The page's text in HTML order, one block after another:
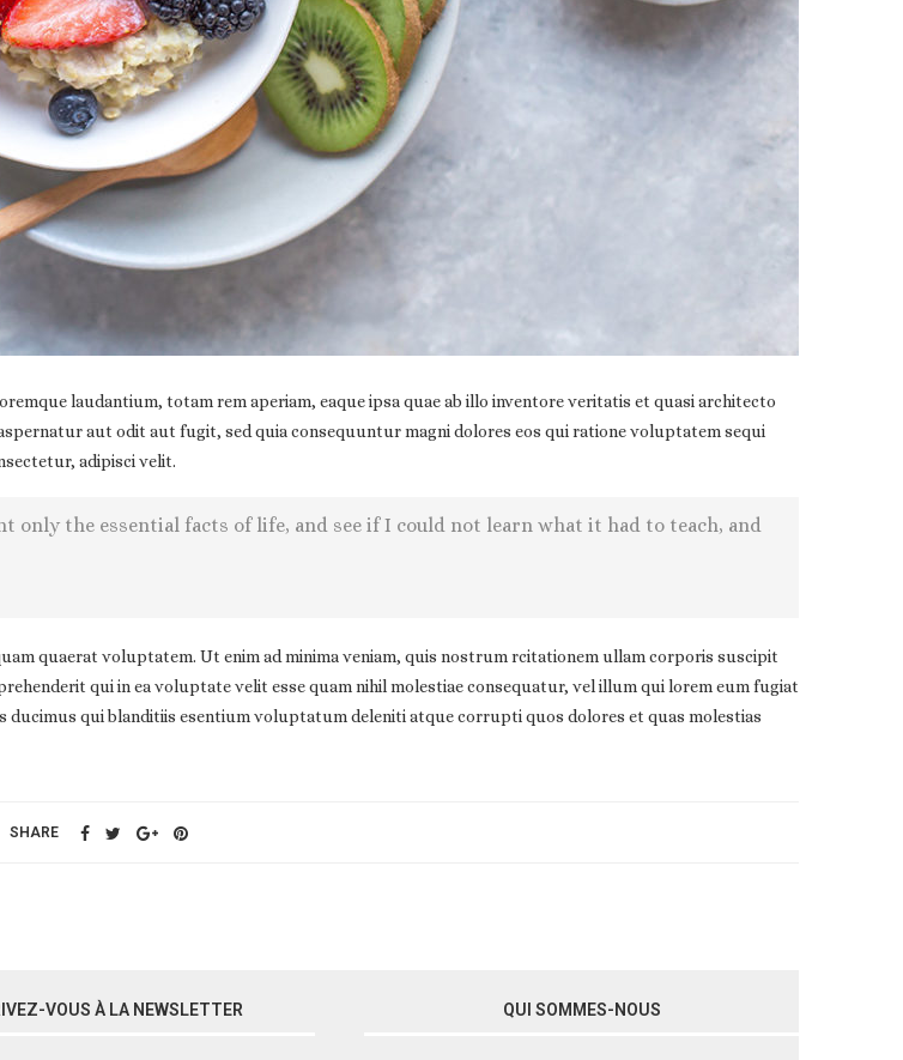
laudantium, totam rem aperiam, eaque ipsa quae ab illo inventore veritatis et quasi architecto
aut odit aut fugit, sed quia consequuntur magni dolores eos qui ratione voluptatem sequi
adipisci velit.
only the essential facts of life, and see if I could not learn what it had to teach, and
quaerat voluptatem. Ut enim ad minima veniam, quis nostrum rcitationem ullam corporis suscipit
qui in ea voluptate velit esse quam nihil molestiae consequatur, vel illum qui lorem eum fugiat
qui blanditiis esentium voluptatum deleniti atque corrupti quos dolores et quas molestias
SHARE
VOUS À LA NEWSLETTER QUI SOMMES-NOUS